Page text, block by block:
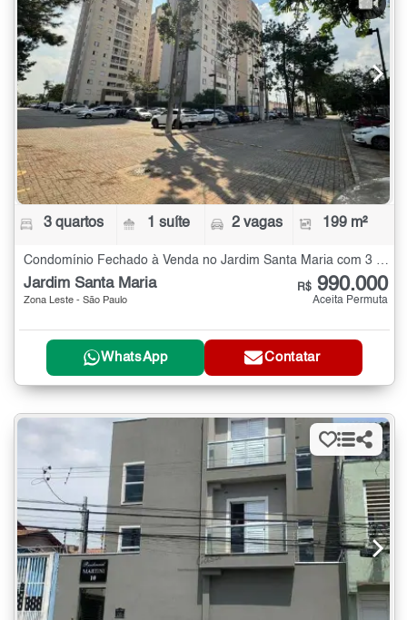
3 quartos 1 suíte 2 vagas 199 m²
Condomínio Fechado à Venda no Jardim Santa Maria com 3 quartos - 199 m²
Jardim Santa Maria
Zona Leste - São Paulo
R$ 990.000
Aceita Permuta
WhatsApp Contatar